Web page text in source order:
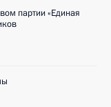
партии «Единая